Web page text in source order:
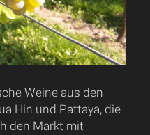
Weine aus den
Hin und Pattaya, die
den Markt mit